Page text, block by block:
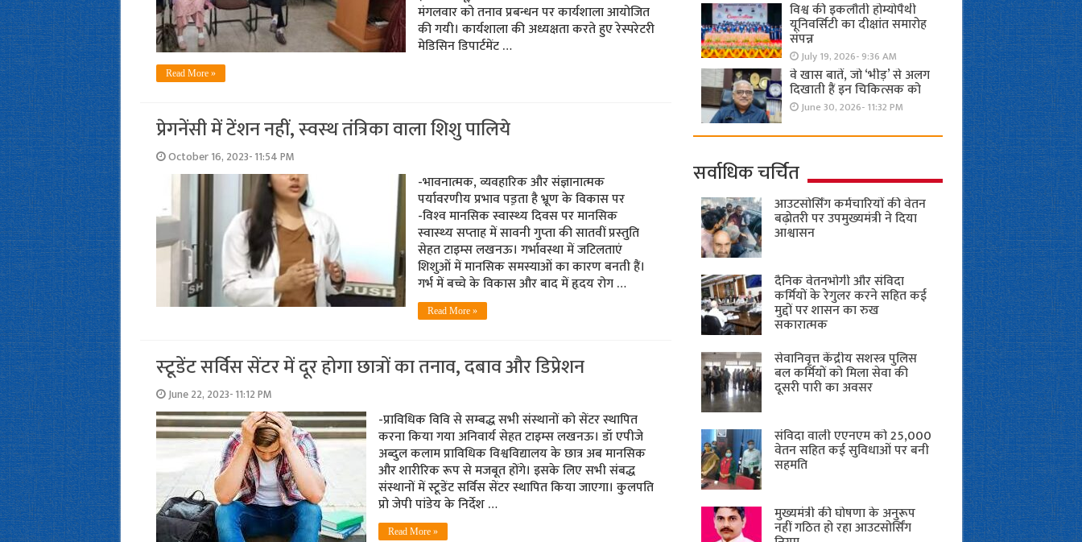
मंगलवार को तनाव प्रबन्धन पर कार्यशाला आयोजित
की गयी। कार्यशाला की अध्यक्षता करते हुए रेस्परेटरी
मेडिसिन डिपार्टमेंट …
Read More »
प्रेगनेंसी में टेंशन नहीं, स्‍वस्‍थ तंत्रिका वाला शिशु पालिये
October 16, 2023- 11:54 PM
-भावनात्मक, व्यवहारिक और संज्ञानात्मक
पर्यावरणीय प्रभाव पड़़ता है भ्रूण के विकास पर
-विश्‍व मानसिक स्‍वास्‍थ्‍य दिवस पर मानसिक
स्‍वास्‍थ्‍य सप्‍ताह में सावनी गुप्‍ता की सातवीं प्रस्‍तुति
सेहत टाइम्‍स लखनऊ। गर्भावस्था में जटिलताएं
शिशुओं में मानसिक समस्याओं का कारण बनती हैं।
गर्भ में बच्चे के विकास और बाद में हृदय रोग …
Read More »
स्‍टूडेंट सर्विस सेंटर में दूर होगा छात्रों का तनाव, दबाव और डिप्रेशन
June 22, 2023- 11:12 PM
-प्राविधिक विवि से सम्‍बद्ध सभी संस्‍थानों को सेंटर स्‍थापित
करना किया गया अनिवार्य सेहत टाइम्‍स लखनऊ। डॉ एपीजे
अब्दुल कलाम प्राविधिक विश्वविद्यालय के छात्र अब मानसिक
और शारीरिक रूप से मजबूत होंगे। इसके लिए सभी संबद्ध
संस्थानों में स्टूडेंट सर्विस सेंटर स्थापित किया जाएगा। कुलपति
प्रो जेपी पांडेय के निर्देश …
Read More »
विश्व की इकलौती होम्योपैथी
यूनिवर्सिटी का दीक्षांत समारोह
संपन्न
July 19, 2026- 9:36 AM
वे खास बातें, जो ‘भीड़’ से अलग
दिखाती हैं इन चिकित्सक को
June 30, 2026- 11:32 PM
सर्वाधिक चर्चित
आउटसोर्सिंग कर्मचारियों की वेतन
बढ़ोतरी पर उपमुख्यमंत्री ने दिया
आश्वासन
दैनिक वेतनभोगी और संविदा
कर्मियों के रेगुलर करने सहित कई
मुद्दों पर शासन का रुख
सकारात्मक
सेवानिवृत्त केंद्रीय सशस्त्र पुलिस
बल ​कर्मियों को मिला सेवा की
दूसरी पारी का अवसर
संविदा वाली एएनएम को 25,000
वेतन सहित कई सुविधाओं पर बनी
सहमति
मुख्यमंत्री की घोषणा के अनुरूप
नहीं गठित हो रहा आउटसोर्सिंग